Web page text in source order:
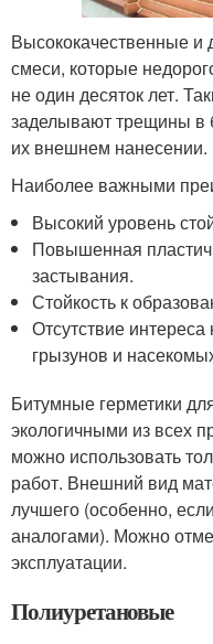
Высококачественные и
смеси, которые
не один десяток лет.
заделывают трещины в
их внешнем нанесении.
Наиболее важными
Высокий уровень
Повышенная
застывания.
Стойкость к
Отсутствие
грызунов и
Битумные герметики
экологичными из всех
можно использовать
работ. Внешний вид
лучшего (особенно,
аналогами). Можно
эксплуатации.
Полиуретановые